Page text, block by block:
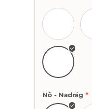
Fehér
Fekete
Nő - Nadrág *